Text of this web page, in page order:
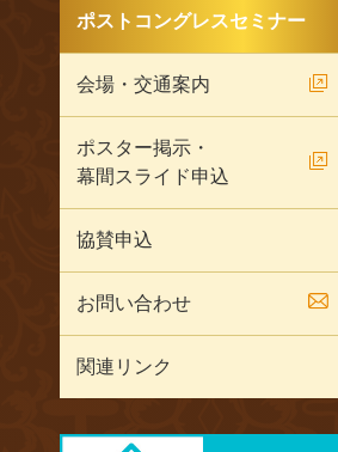
ポストコングレスセミナー
会場・交通案内
ポスター掲示・
幕間スライド申込
協賛申込
お問い合わせ
関連リンク